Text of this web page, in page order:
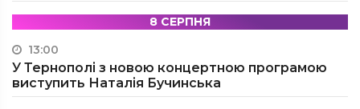
8 СЕРПНЯ
13:00
У Тернополі з новою концертною програмою
виступить Наталія Бучинська